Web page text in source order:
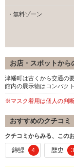
・無料ゾーン
お店・スポットから
津幡町は古くから交通の
館内の展示物はコンパク
※マスク着用は個人の判
おすすめのクチコミ
クチコミからみる、この
錦鯉 4 歴史 3